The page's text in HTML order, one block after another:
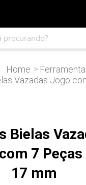
Home >
Vazadas Jogo
Bielas
7 Peças
17 mm